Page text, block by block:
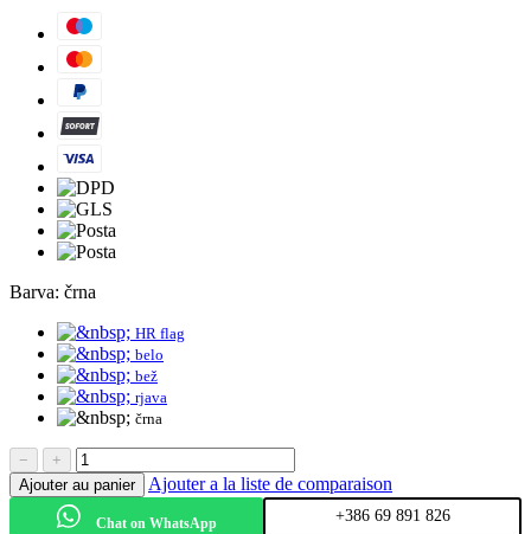
Barva: črna
HR flag
belo
bež
rjava
črna
−
+
Ajouter au panier
Ajouter a la liste de comparaison
Chat on WhatsApp +386 69 891 826